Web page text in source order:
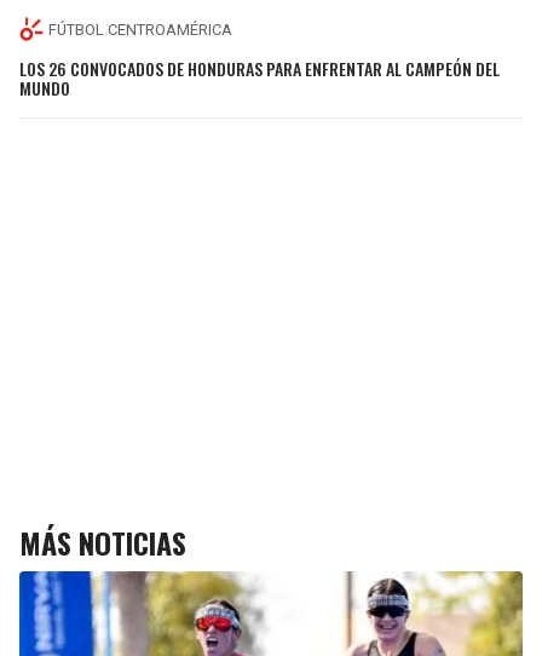
FÚTBOL CENTROAMÉRICA
LOS 26 CONVOCADOS DE HONDURAS PARA ENFRENTAR AL CAMPEÓN DEL
MUNDO
MÁS NOTICIAS